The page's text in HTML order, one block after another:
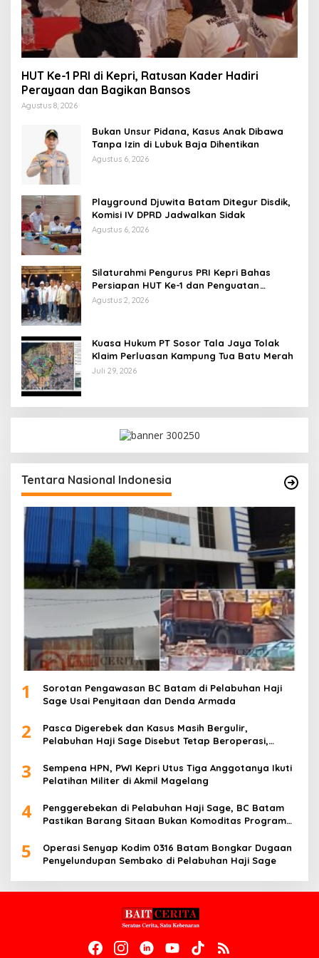
HUT Ke-1 PRI di Kepri, Ratusan Kader Hadiri
Perayaan dan Bagikan Bansos
Agustus 8, 2026
Bukan Unsur Pidana, Kasus Anak Dibawa
Tanpa Izin di Lubuk Baja Dihentikan
Agustus 6, 2026
Playground Djuwita Batam Ditegur Disdik,
Komisi IV DPRD Jadwalkan Sidak
Agustus 6, 2026
Silaturahmi Pengurus PRI Kepri Bahas
Persiapan HUT Ke-1 dan Penguatan
Konsolidasi Partai
Agustus 2, 2026
Kuasa Hukum PT Sosor Tala Jaya Tolak
Klaim Perluasan Kampung Tua Batu Merah
Juli 29, 2026
Tentara Nasional Indonesia
1
Sorotan Pengawasan BC Batam di Pelabuhan Haji
Sage Usai Penyitaan dan Denda Armada
2
Pasca Digerebek dan Kasus Masih Bergulir,
Pelabuhan Haji Sage Disebut Tetap Beroperasi,
3
Sempena HPN, PWI Kepri Utus Tiga Anggotanya Ikuti
Pelatihan Militer di Akmil Magelang
4
Penggerebekan di Pelabuhan Haji Sage, BC Batam
Pastikan Barang Sitaan Bukan Komoditas Program
5
Operasi Senyap Kodim 0316 Batam Bongkar Dugaan
Penyelundupan Sembako di Pelabuhan Haji Sage